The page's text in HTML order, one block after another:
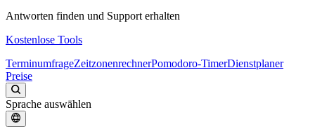
Antworten finden und Support erhalten
Kostenlose Tools
TerminumfrageZeitzonenrechnerPomodoro-TimerDienstplaner
Preise
Sprache auswählen